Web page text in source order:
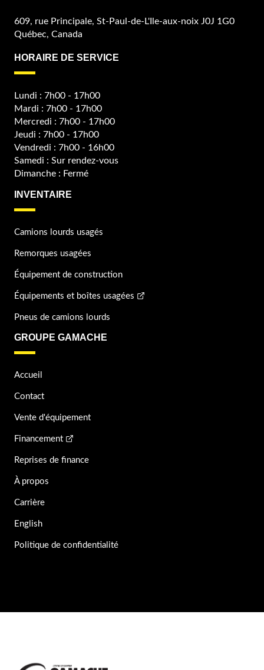
609, rue Principale, St-Paul-de-L'Ile-aux-noix J0J 1G0
Québec, Canada
HORAIRE DE SERVICE
Lundi : 7h00 - 17h00
Mardi : 7h00 - 17h00
Mercredi : 7h00 - 17h00
Jeudi : 7h00 - 17h00
Vendredi : 7h00 - 16h00
Samedi : Sur rendez-vous
Dimanche : Fermé
INVENTAIRE
Camions lourds usagés
Remorques usagées
Équipement de construction
Équipements et boîtes usagées
Pneus de camions lourds
GROUPE GAMACHE
Accueil
Contact
Vente d'équipement
Financement
Reprises de finance
À propos
Carrière
English
Politique de confidentialité